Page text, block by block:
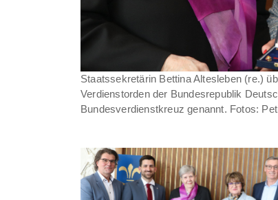
Staatssekretärin Bettina Altesleben (re.)
Verdienstorden der Bundesrepublik
Bundesverdienstkreuz genannt. Fotos: